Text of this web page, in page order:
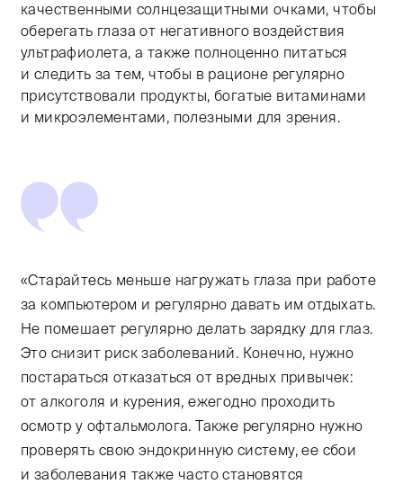
качественными солнцезащитными очками, чтобы
оберегать глаза от негативного воздействия
ультрафиолета, а также полноценно питаться
и следить за тем, чтобы в рационе регулярно
присутствовали продукты, богатые витаминами
и микроэлементами, полезными для зрения.
«Старайтесь меньше нагружать глаза при работе
за компьютером и регулярно давать им отдыхать.
Не помешает регулярно делать зарядку для глаз.
Это снизит риск заболеваний. Конечно, нужно
постараться отказаться от вредных привычек:
от алкоголя и курения, ежегодно проходить
осмотр у офтальмолога. Также регулярно нужно
проверять свою эндокринную систему, ее сбои
и заболевания также часто становятся